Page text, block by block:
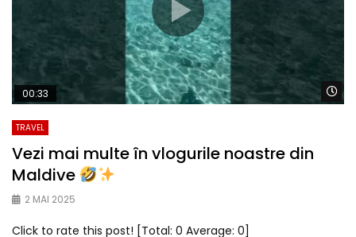
00:33
TRAVEL
Vezi mai multe în vlogurile noastre din
Maldive
2 MAI 2025
Click to rate this post! [Total: 0 Average: 0]